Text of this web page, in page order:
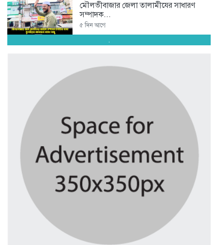
মৌলভীবাজার জেলা তালামীযের সাধারণ
সম্পাদক...
৫ দিন আগে
৫ দিন আগে
আমার রক্ত ঝরেছে, তারেক রহমানকে...
বাংলাদেশে স্থিতিশীলতা ফিরছে, বিনিয়োগে
উৎসাহ...
৫ দিন আগে
কুলাউড়ায় বিশ্ব মাতৃদুগ্ধ সপ্তাহ ২০২৬...
.